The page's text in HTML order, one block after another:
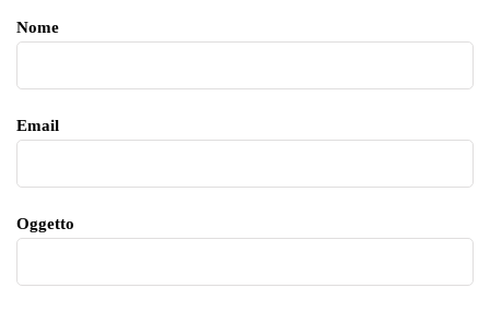
Nome
Email
Oggetto